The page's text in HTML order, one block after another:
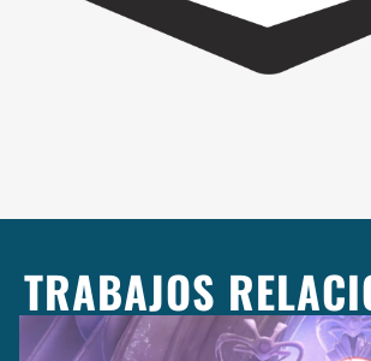
TRABAJOS